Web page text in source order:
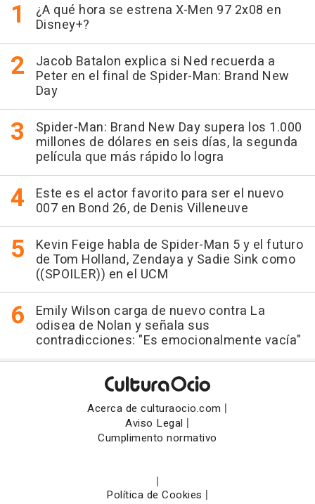
¿A qué hora se estrena X-Men 97 2x08 en
Disney+?
Jacob Batalon explica si Ned recuerda a
Peter en el final de Spider-Man: Brand New
Day
Spider-Man: Brand New Day supera los 1.000
millones de dólares en seis días, la segunda
película que más rápido lo logra
Este es el actor favorito para ser el nuevo
007 en Bond 26, de Denis Villeneuve
Kevin Feige habla de Spider-Man 5 y el futuro
de Tom Holland, Zendaya y Sadie Sink como
((SPOILER)) en el UCM
Emily Wilson carga de nuevo contra La
odisea de Nolan y señala sus
contradicciones: "Es emocionalmente vacía"
Acerca de culturaocio.com |
Aviso Legal |
Cumplimento normativo
|
Política de Cookies |